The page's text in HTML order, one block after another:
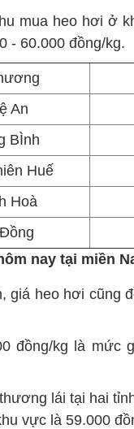
mua heo hơi ở
- 60.000 đồng/kg.
An
BÌnh
Huế
Hoà
nay tại miền
giá heo hơi cũng
đồng/kg là mức
lái tại hai
vực là 59.000